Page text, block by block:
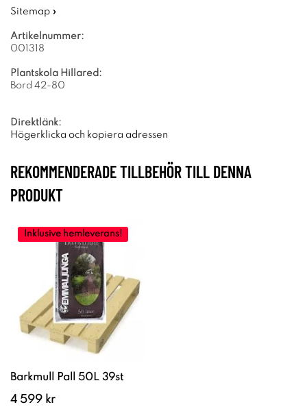
Sitemap »
Artikelnummer:
001318
Plantskola Hillared:
Bord 42-80
Direktlänk:
Högerklicka och kopiera adressen
REKOMMENDERADE TILLBEHÖR TILL DENNA
PRODUKT
Inklusive hemleverans!
Barkmull Pall 50L 39st
4 599 kr